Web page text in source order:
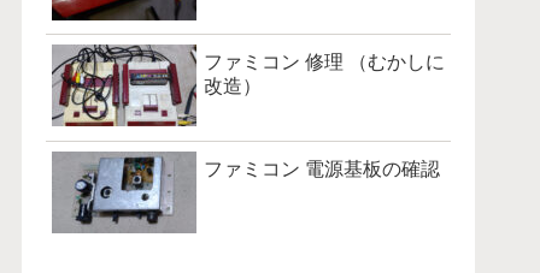
ファミコン 修理 （むかしに
改造）
ファミコン 電源基板の確認